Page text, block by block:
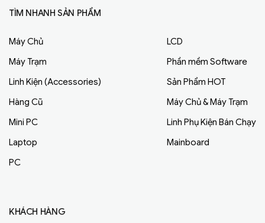
TÌM NHANH SẢN PHẨM
Máy Chủ
Máy Trạm
Linh Kiện (Accessories)
Hàng Cũ
Mini PC
Laptop
PC
LCD
Phần mềm Software
Sản Phẩm HOT
Máy Chủ & Máy Trạm
Linh Phụ Kiện Bán Chạy
Mainboard
KHÁCH HÀNG